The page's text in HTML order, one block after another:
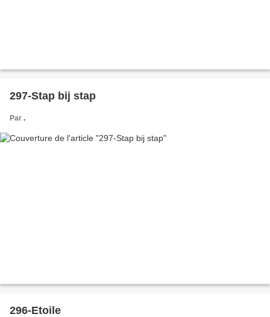
297-Stap bij stap
Par .
296-Etoile